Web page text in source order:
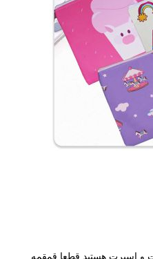
و اسپرت هستید قطعا قمقمه